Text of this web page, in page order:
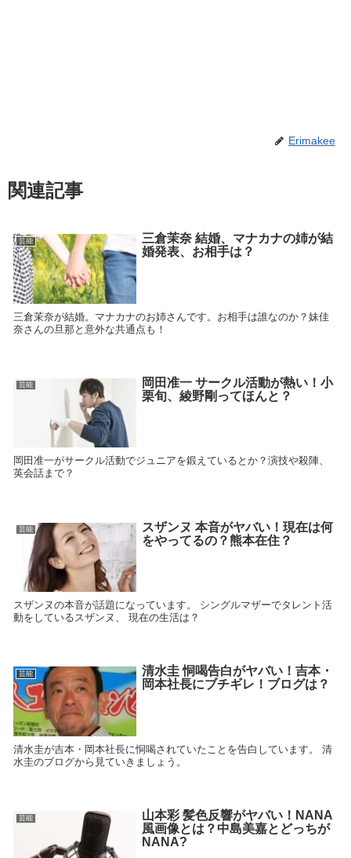
Erimakee
関連記事
芸能
三倉茉奈 結婚、マナカナの姉が結
婚発表、お相手は？
三倉茉奈が結婚。マナカナのお姉さんです。お相手は誰なのか？妹佳
奈さんの旦那と意外な共通点も！
芸能
岡田准一 サークル活動が熱い！小
栗旬、綾野剛ってほんと？
岡田准一がサークル活動でジュニアを鍛えているとか？演技や殺陣、
英会話まで？
芸能
スザンヌ 本音がヤバい！現在は何
をやってるの？熊本在住？
スザンヌの本音が話題になっています。 シングルマザーでタレント活
動をしているスザンヌ、 現在の生活は？
芸能
清水圭 恫喝告白がヤバい！吉本・
岡本社長にブチギレ！ブログは？
清水圭が吉本・岡本社長に恫喝されていたことを告白しています。 清
水圭のブログから見ていきましょう。
芸能
山本彩 髪色反響がヤバい！NANA
風画像とは？中島美嘉とどっちが
NANA?